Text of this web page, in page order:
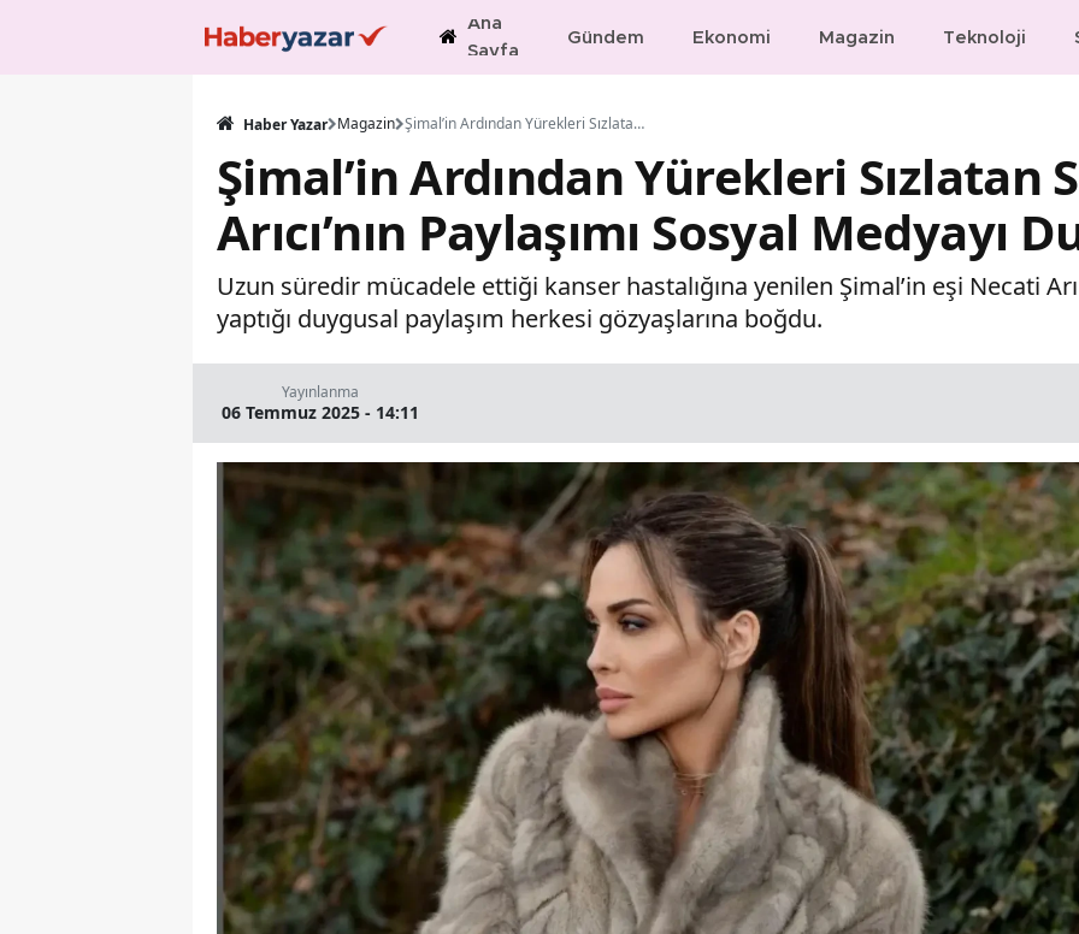
Ana
Sayfa
Gündem Ekonomi Magazin Teknoloji
Haber Yazar Magazin Şimal’in Ardından Yürekleri Sızlatan Sözler! Necati Arıcı’nın Paylaşımı Sosyal Medyayı Duygulandırdı
Şimal’in Ardından Yürekleri Sızlatan
Arıcı’nın Paylaşımı Sosyal Medyayı
Uzun süredir mücadele ettiği kanser hastalığına yenilen Şimal’in eşi Necati
yaptığı duygusal paylaşım herkesi gözyaşlarına boğdu.
Yayınlanma
06 Temmuz 2025 - 14:11